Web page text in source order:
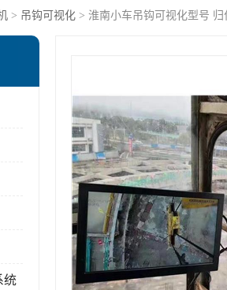
> 吊钩可视化 > 淮南小车吊钩可视化型号
统